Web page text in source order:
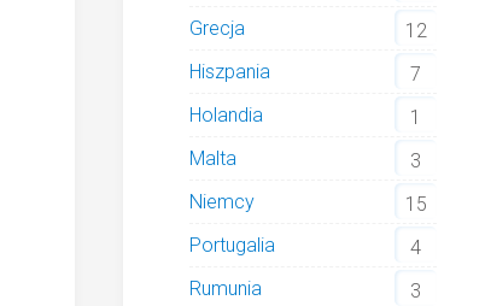
Grecja
12
Hiszpania
7
Holandia
1
Malta
3
Niemcy
15
Portugalia
4
Rumunia
3